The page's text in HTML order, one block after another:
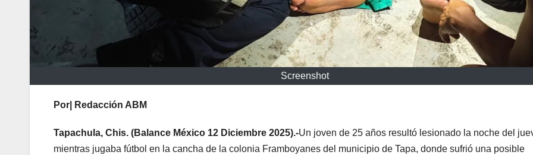
Screenshot
Por| Redacción ABM
Tapachula, Chis. (Balance México 12 Diciembre 2025).-Un joven de 25 años resultó lesionado la noche del
mientras jugaba fútbol en la cancha de la colonia Framboyanes del municipio de Tapa, donde sufrió una posible